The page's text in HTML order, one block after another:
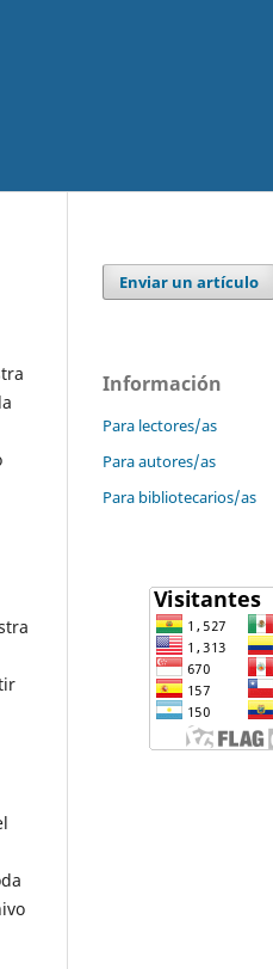
Enviar un artículo
Información
Para lectores/as
Para autores/as
Para bibliotecarios/as